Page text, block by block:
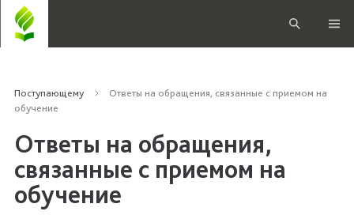
Поступающему
Ответы на обращения, связанные с приемом на
обучение
Ответы на обращения,
связанные с приемом на
обучение